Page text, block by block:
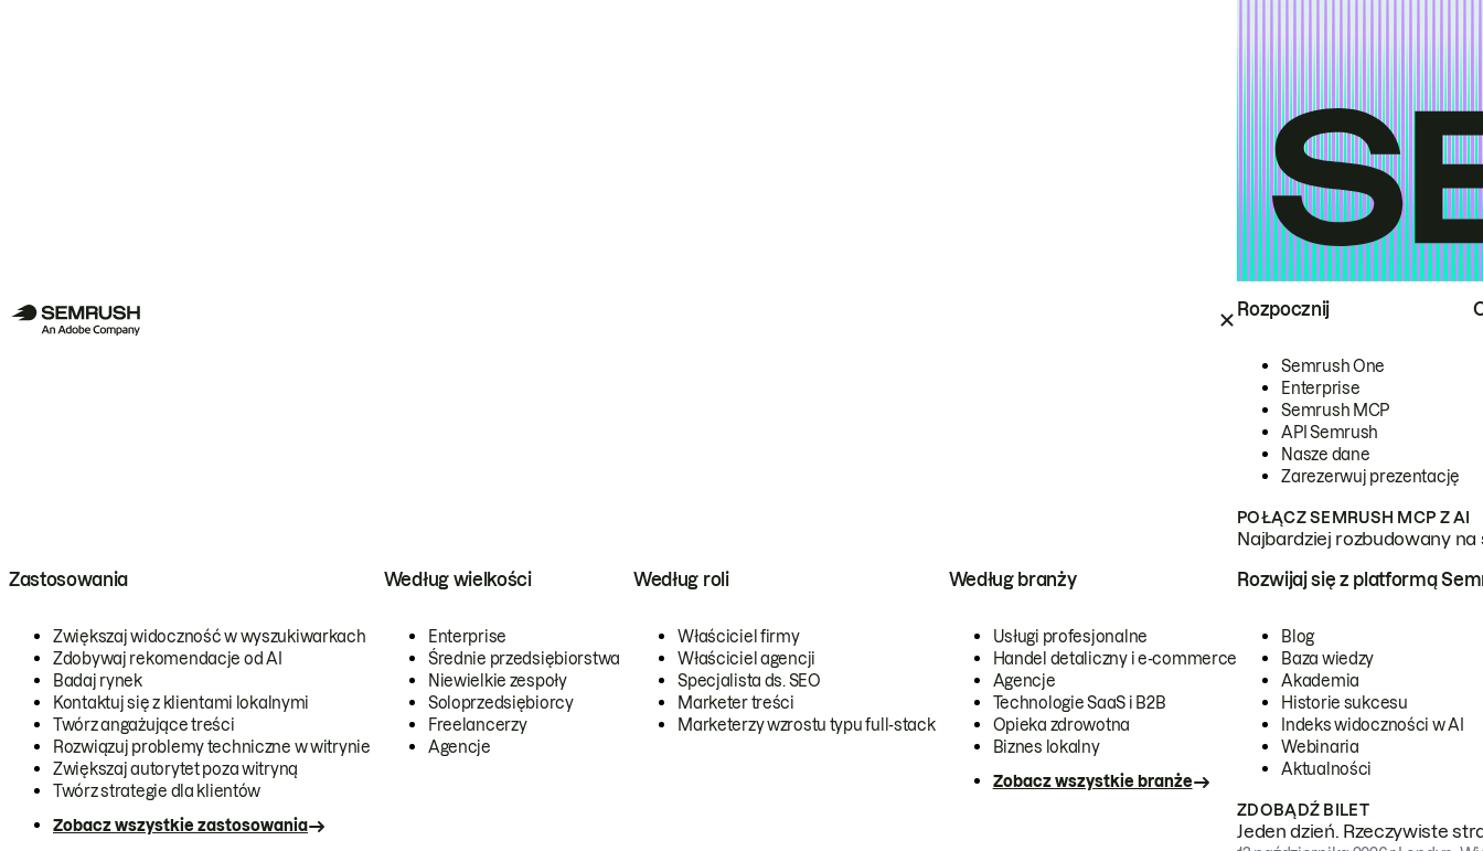
Rozpocznij
Semrush One
Enterprise
Semrush MCP
API Semrush
Nasze dane
Zarezerwuj prezentację
POŁĄCZ SEMRUSH MCP Z AI
Najbardziej rozbudowany
Zastosowania
Zwiększaj widoczność w wyszukiwarkach
Zdobywaj rekomendacje od AI
Badaj rynek
Kontaktuj się z klientami lokalnymi
Twórz angażujące treści
Rozwiązuj problemy techniczne w witrynie
Zwiększaj autorytet poza witryną
Twórz strategie dla klientów
Zobacz wszystkie zastosowania
Według wielkości
Enterprise
Średnie przedsiębiorstwa
Niewielkie zespoły
Soloprzedsiębiorcy
Freelancerzy
Agencje
Według roli
Właściciel firmy
Właściciel agencji
Specjalista ds. SEO
Marketer treści
Marketerzy wzrostu typu full-stack
Według branży
Usługi profesjonalne
Handel detaliczny i e-commerce
Agencje
Technologie SaaS i B2B
Opieka zdrowotna
Biznes lokalny
Zobacz wszystkie branże
Rozwijaj się z platformą
Blog
Baza wiedzy
Akademia
Historie sukcesu
Indeks widoczności w AI
Webinaria
Aktualności
ZDOBĄDŹ BILET
Jeden dzień. Rzeczywiste